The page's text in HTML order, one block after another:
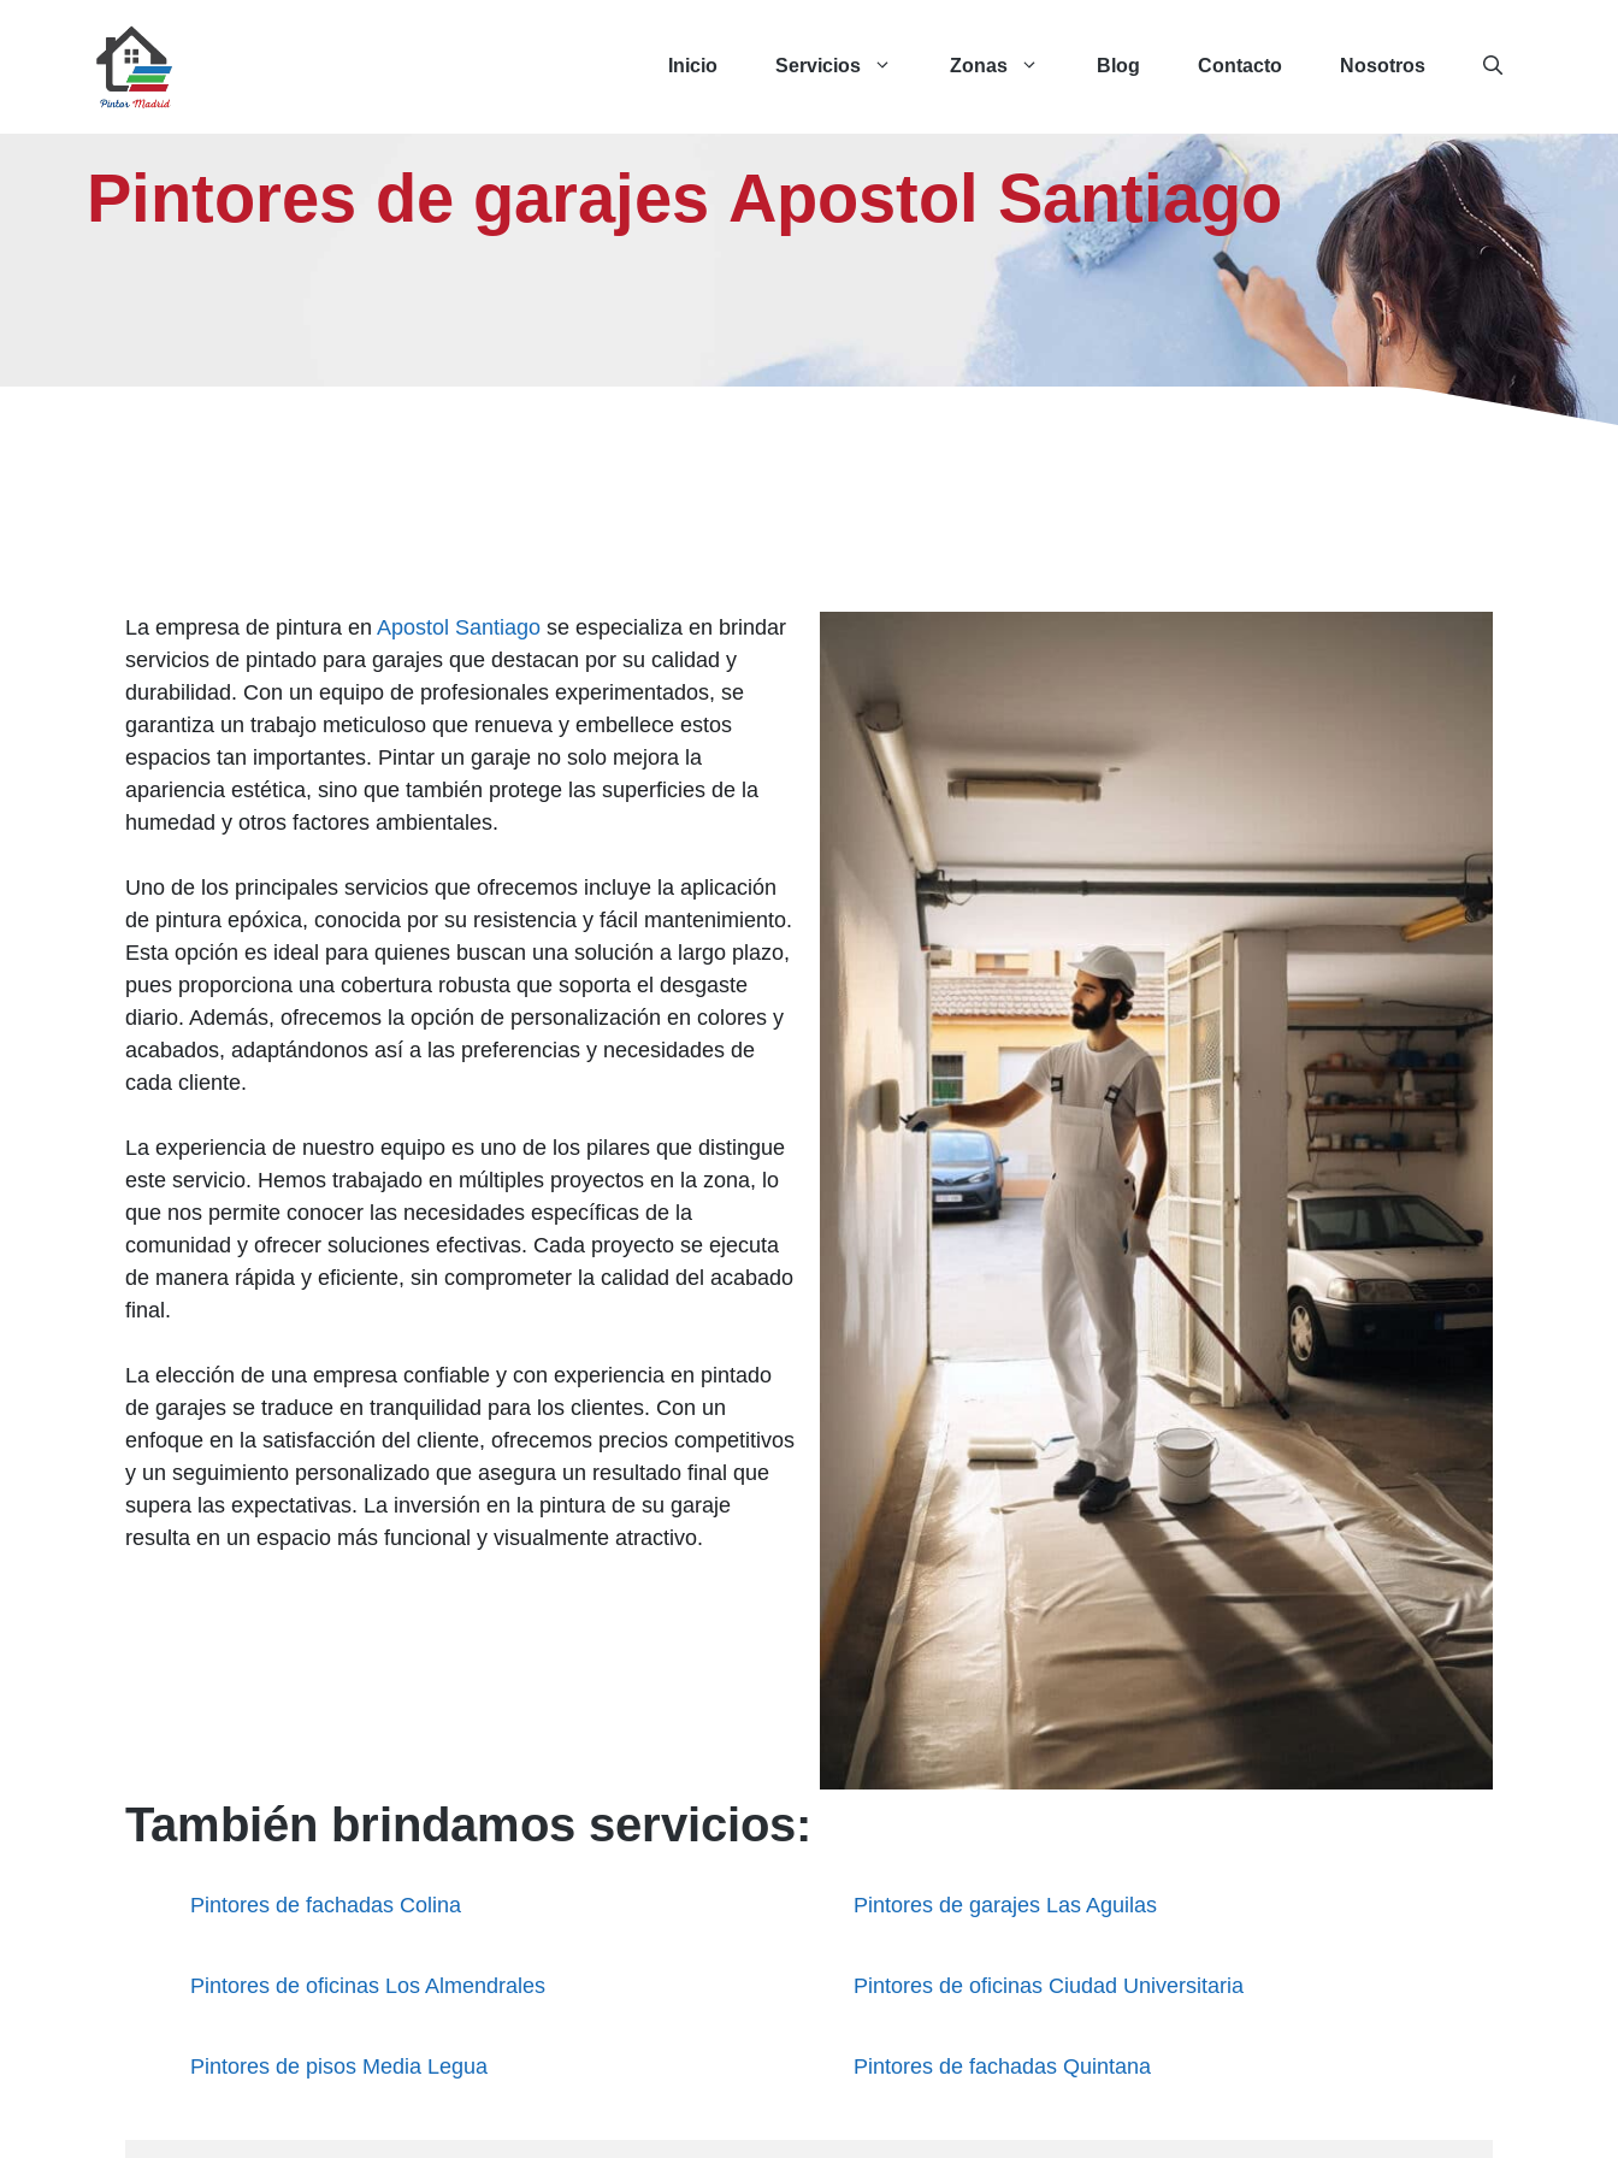
Inicio Servicios Zonas Blog Contacto Nosotros
Pintores de garajes Apostol Santiago
La empresa de pintura en Apostol Santiago se especializa en brindar
servicios de pintado para garajes que destacan por su calidad y
durabilidad. Con un equipo de profesionales experimentados, se
garantiza un trabajo meticuloso que renueva y embellece estos
espacios tan importantes. Pintar un garaje no solo mejora la
apariencia estética, sino que también protege las superficies de la
humedad y otros factores ambientales.
Uno de los principales servicios que ofrecemos incluye la aplicación
de pintura epóxica, conocida por su resistencia y fácil mantenimiento.
Esta opción es ideal para quienes buscan una solución a largo plazo,
pues proporciona una cobertura robusta que soporta el desgaste
diario. Además, ofrecemos la opción de personalización en colores y
acabados, adaptándonos así a las preferencias y necesidades de
cada cliente.
La experiencia de nuestro equipo es uno de los pilares que distingue
este servicio. Hemos trabajado en múltiples proyectos en la zona, lo
que nos permite conocer las necesidades específicas de la
comunidad y ofrecer soluciones efectivas. Cada proyecto se ejecuta
de manera rápida y eficiente, sin comprometer la calidad del acabado
final.
La elección de una empresa confiable y con experiencia en pintado
de garajes se traduce en tranquilidad para los clientes. Con un
enfoque en la satisfacción del cliente, ofrecemos precios competitivos
y un seguimiento personalizado que asegura un resultado final que
supera las expectativas. La inversión en la pintura de su garaje
resulta en un espacio más funcional y visualmente atractivo.
También brindamos servicios:
Pintores de fachadas Colina Pintores de garajes Las Aguilas
Pintores de oficinas Los Almendrales Pintores de oficinas Ciudad Universitaria
Pintores de pisos Media Legua Pintores de fachadas Quintana